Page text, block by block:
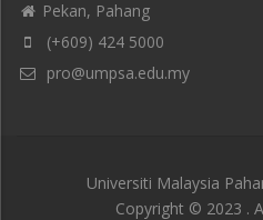
Pekan, Pahang
(+609) 424 5000
pro@umpsa.edu.my
Universiti Malaysia
Copyright © 2023 .